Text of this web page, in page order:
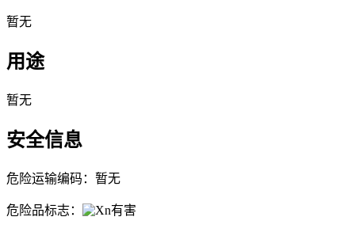
暂无
用途
暂无
安全信息
危险运输编码：暂无
危险品标志： 有害